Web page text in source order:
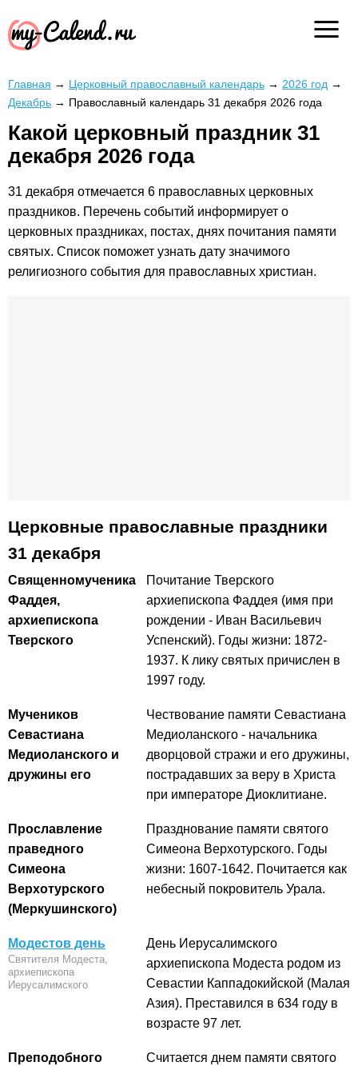
Главная → Церковный православный календарь → 2026 год →
Декабрь → Православный календарь 31 декабря 2026 года
Какой церковный праздник 31
декабря 2026 года
31 декабря отмечается 6 православных церковных
праздников. Перечень событий информирует о
церковных праздниках, постах, днях почитания памяти
святых. Список поможет узнать дату значимого
религиозного события для православных христиан.
Церковные православные праздники
31 декабря
Священномученика
Фаддея,
архиепископа
Тверского
Почитание Тверского
архиепископа Фаддея (имя при
рождении - Иван Васильевич
Успенский). Годы жизни: 1872-
1937. К лику святых причислен в
1997 году.
Мучеников
Севастиана
Медиоланского и
дружины его
Чествование памяти Севастиана
Медиоланского - начальника
дворцовой стражи и его дружины,
пострадавших за веру в Христа
при императоре Диоклитиане.
Прославление
праведного
Симеона
Верхотурского
(Меркушинского)
Празднование памяти святого
Симеона Верхотурского. Годы
жизни: 1607-1642. Почитается как
небесный покровитель Урала.
Модестов день
Святителя Модеста,
архиепископа
Иерусалимского
День Иерусалимского
архиепископа Модеста родом из
Севастии Каппадокийской (Малая
Азия). Преставился в 634 году в
возрасте 97 лет.
Преподобного
Считается днем памяти святого